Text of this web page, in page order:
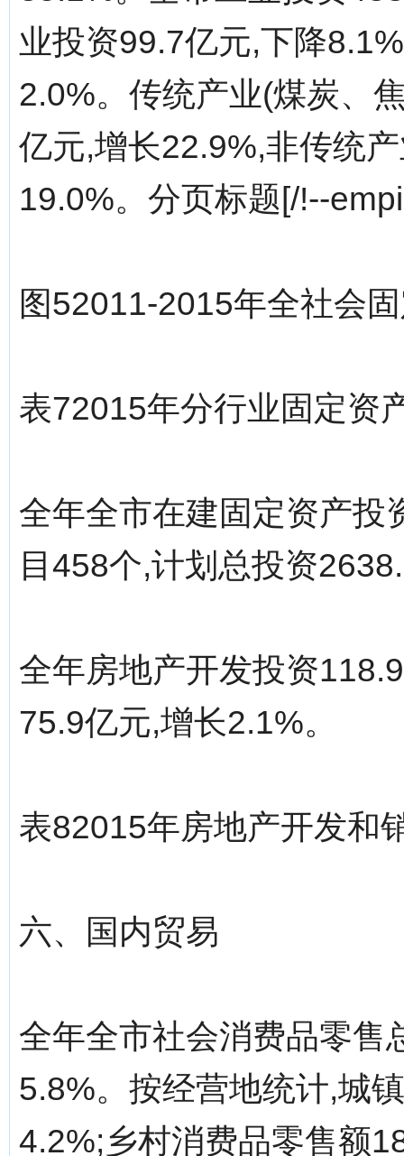
业投资99.7亿元,下降
2.0%。传统产业(煤炭、
亿元,增长22.9%,非传统
19.0%。分页标题[/!--
图52011-2015年全社会
表72015年分行业固定资
全年全市在建固定资产投
目458个,计划总投资
全年房地产开发投资
75.9亿元,增长2.1%。
表82015年房地产开发和
六、国内贸易
全年全市社会消费品零售
5.8%。按经营地统计,城
4.2%;乡村消费品零售额